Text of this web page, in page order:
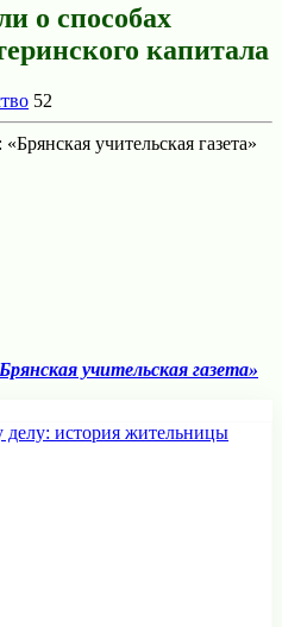
о способах
капитала
52
учительская газета»
учительская газета»